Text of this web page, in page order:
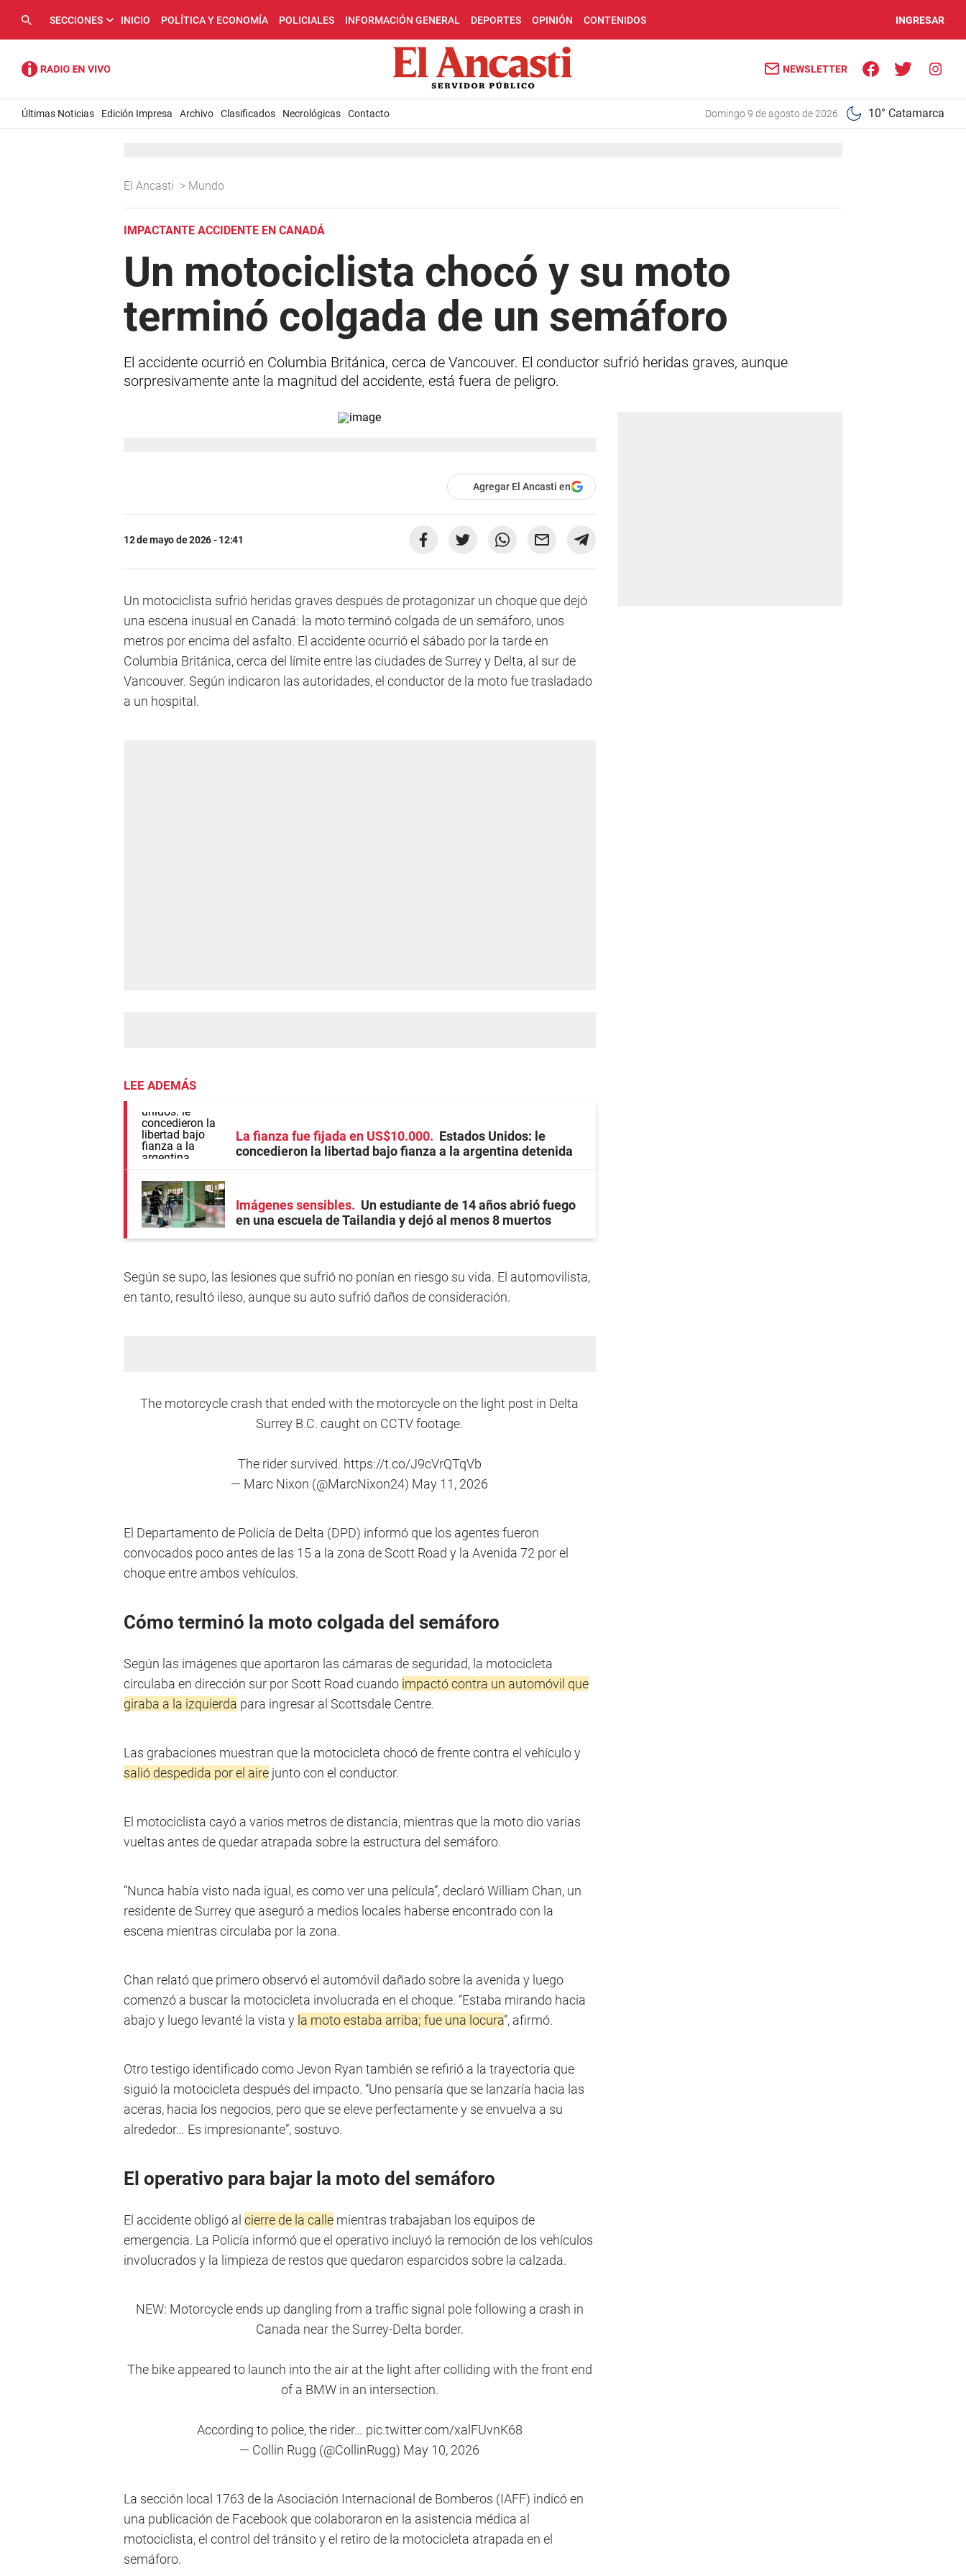
SECCIONES INICIO POLÍTICA Y ECONOMÍA POLICIALES INFORMACIÓN GENERAL DEPORTES OPINIÓN CONTENIDOS INGRESAR
NEWSLETTER
Últimas Noticias Edición Impresa Archivo Clasificados Necrológicas Contacto domingo 9 de agosto de 2026 10° Catamarca
El Ancasti > Mundo
IMPACTANTE ACCIDENTE EN CANADÁ
Un motociclista chocó y su moto
terminó colgada de un semáforo
El accidente ocurrió en Columbia Británica, cerca de Vancouver. El conductor sufrió heridas graves, aunque
sorpresivamente ante la magnitud del accidente, está fuera de peligro.
Agregar El Ancasti en
12 de mayo de 2026 - 12:41
Un motociclista sufrió heridas graves después de protagonizar un choque que dejó
una escena inusual en Canadá: la moto terminó colgada de un semáforo, unos
metros por encima del asfalto. El accidente ocurrió el sábado por la tarde en
Columbia Británica, cerca del límite entre las ciudades de Surrey y Delta, al sur de
Vancouver. Según indicaron las autoridades, el conductor de la moto fue trasladado
a un hospital.
LEE ADEMÁS
La fianza fue fijada en US$10.000
Estados Unidos: le
concedieron la libertad bajo fianza a la argentina detenida
Imágenes sensibles
Un estudiante de 14 años abrió fuego
en una escuela de Tailandia y dejó al menos 8 muertos
Según se supo, las lesiones que sufrió no ponían en riesgo su vida. El automovilista,
en tanto, resultó ileso, aunque su auto sufrió daños de consideración.
The motorcycle crash that ended with the motorcycle on the light post in Delta
Surrey B.C. caught on CCTV footage.
The rider survived. https://t.co/J9cVrQTqVb
— Marc Nixon (@MarcNixon24) May 11, 2026
El Departamento de Policía de Delta (DPD) informó que los agentes fueron
convocados poco antes de las 15 a la zona de Scott Road y la Avenida 72 por el
choque entre ambos vehículos.
Cómo terminó la moto colgada del semáforo
Según las imágenes que aportaron las cámaras de seguridad, la motocicleta
circulaba en dirección sur por Scott Road cuando impactó contra un automóvil que
giraba a la izquierda para ingresar al Scottsdale Centre.
Las grabaciones muestran que la motocicleta chocó de frente contra el vehículo y
salió despedida por el aire junto con el conductor.
El motociclista cayó a varios metros de distancia, mientras que la moto dio varias
vueltas antes de quedar atrapada sobre la estructura del semáforo.
“Nunca había visto nada igual, es como ver una película”, declaró William Chan, un
residente de Surrey que aseguró a medios locales haberse encontrado con la
escena mientras circulaba por la zona.
Chan relató que primero observó el automóvil dañado sobre la avenida y luego
comenzó a buscar la motocicleta involucrada en el choque. “Estaba mirando hacia
abajo y luego levanté la vista y la moto estaba arriba; fue una locura”, afirmó.
Otro testigo identificado como Jevon Ryan también se refirió a la trayectoria que
siguió la motocicleta después del impacto. “Uno pensaría que se lanzaría hacia las
aceras, hacia los negocios, pero que se eleve perfectamente y se envuelva a su
alrededor… Es impresionante”, sostuvo.
El operativo para bajar la moto del semáforo
El accidente obligó al cierre de la calle mientras trabajaban los equipos de
emergencia. La Policía informó que el operativo incluyó la remoción de los vehículos
involucrados y la limpieza de restos que quedaron esparcidos sobre la calzada.
NEW: Motorcycle ends up dangling from a traffic signal pole following a crash in
Canada near the Surrey-Delta border.
The bike appeared to launch into the air at the light after colliding with the front end
of a BMW in an intersection.
According to police, the rider… pic.twitter.com/xalFUvnK68
— Collin Rugg (@CollinRugg) May 10, 2026
La sección local 1763 de la Asociación Internacional de Bomberos (IAFF) indicó en
una publicación de Facebook que colaboraron en la asistencia médica al
motociclista, el control del tránsito y el retiro de la motocicleta atrapada en el
semáforo.